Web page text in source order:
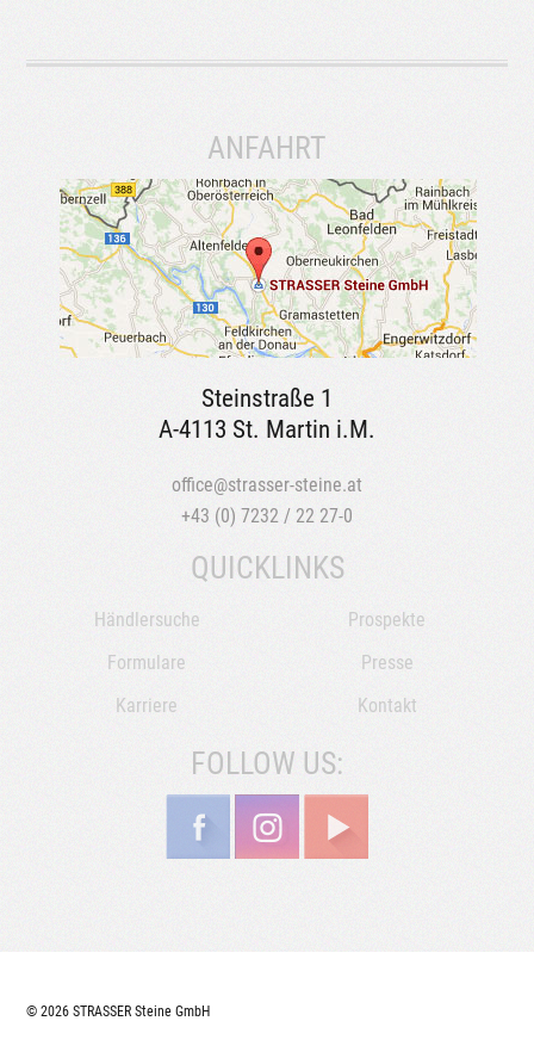
ANFAHRT
Steinstraße 1
A-4113 St. Martin i.M.
office@strasser-steine.at
+43 (0) 7232 / 22 27-0
QUICKLINKS
Händlersuche
Prospekte
Formulare
Presse
Karriere
Kontakt
FOLLOW US:
© 2026 STRASSER Steine GmbH